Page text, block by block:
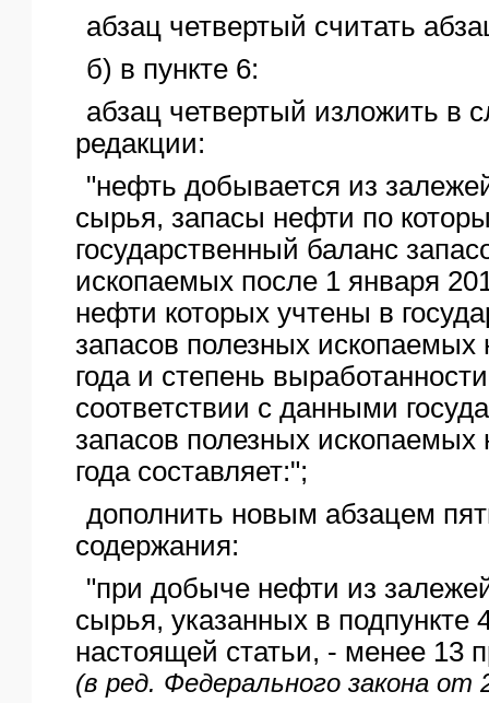
абзац четвертый считать
б) в пункте 6:
абзац четвертый изложить в
редакции:
"нефть добывается из
сырья, запасы нефти по
государственный баланс
ископаемых после 1 января
нефти которых учтены в
запасов полезных ископаемых
года и степень
соответствии с данными
запасов полезных ископаемых
года составляет:";
дополнить новым абзацем
содержания:
"при добыче нефти из
сырья, указанных в подпункте
настоящей статьи, - менее 13
(в ред. Федерального закона от